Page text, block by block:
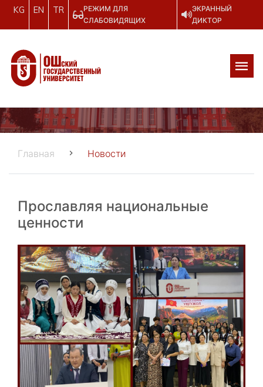
KG EN TR
РЕЖИМ ДЛЯ
СЛАБОВИДЯЩИХ
ЭКРАННЫЙ
ДИКТОР
Главная Новости
Прославляя национальные
ценности